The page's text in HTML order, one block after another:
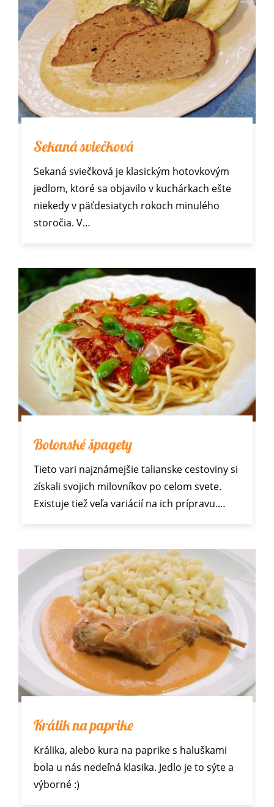
Sekaná sviečková
Sekaná sviečková je klasickým hotovkovým
jedlom, ktoré sa objavilo v kuchárkach ešte
niekedy v päťdesiatych rokoch minulého
storočia. V…
Bolonské špagety
Tieto vari najznámejšie talianske cestoviny si
získali svojich milovníkov po celom svete.
Existuje tiež veľa variácií na ich prípravu.…
Králik na paprike
Králika, alebo kura na paprike s haluškami
bola u nás nedeľná klasika. Jedlo je to sýte a
výborné :)